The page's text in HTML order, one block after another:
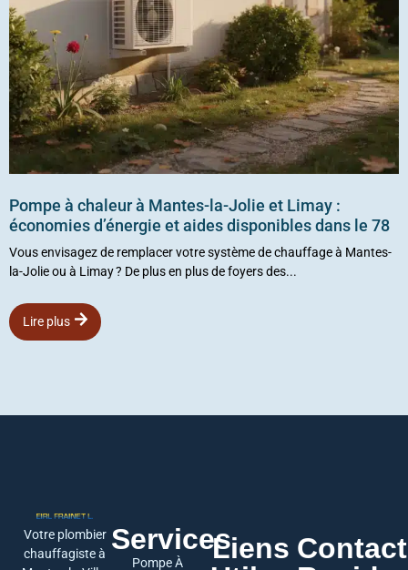
Pompe à chaleur à Mantes-la-Jolie et Limay :
économies d’énergie et aides disponibles dans le 78
Vous envisagez de remplacer votre système de chauffage à Mantes-
la-Jolie ou à Limay ? De plus en plus de foyers des...
Lire plus
Votre plombier
chauffagiste à Services
Pompe À
Liens Contact